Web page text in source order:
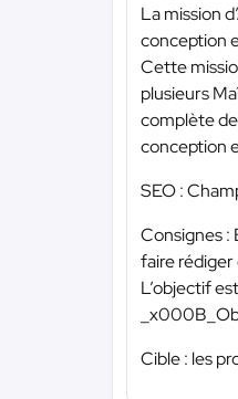
La mission
conception
Cette
plusieurs
complète de
conception
SEO :
Consignes :
faire
L’objectif
Cible : les